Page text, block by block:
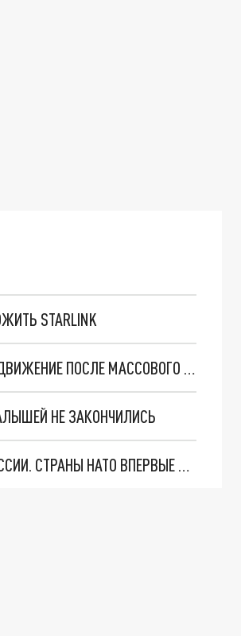
STARLINK
НА ТРАССЕ М-11 МОСКВА - САНКТ-ПЕТЕРБУРГ ВОССТАНОВИЛИ ДВИЖЕНИЕ ПОСЛЕ МАССОВОГО ДТП
НЕ ЗАКОНЧИЛИСЬ
"ОЧЕНЬ ПЛОХИЕ НОВОСТИ": БОЛЬШАЯ ОШИБКА PALANTIR В РОССИИ. СТРАНЫ НАТО ВПЕРВЫЕ ЗА СВО ОСТАНОВИЛИ ПОСТАВКИ ОРУЖИЯ. ВСУ ТЕРЯЮТ ПРИГРАНИЧЬЕ?